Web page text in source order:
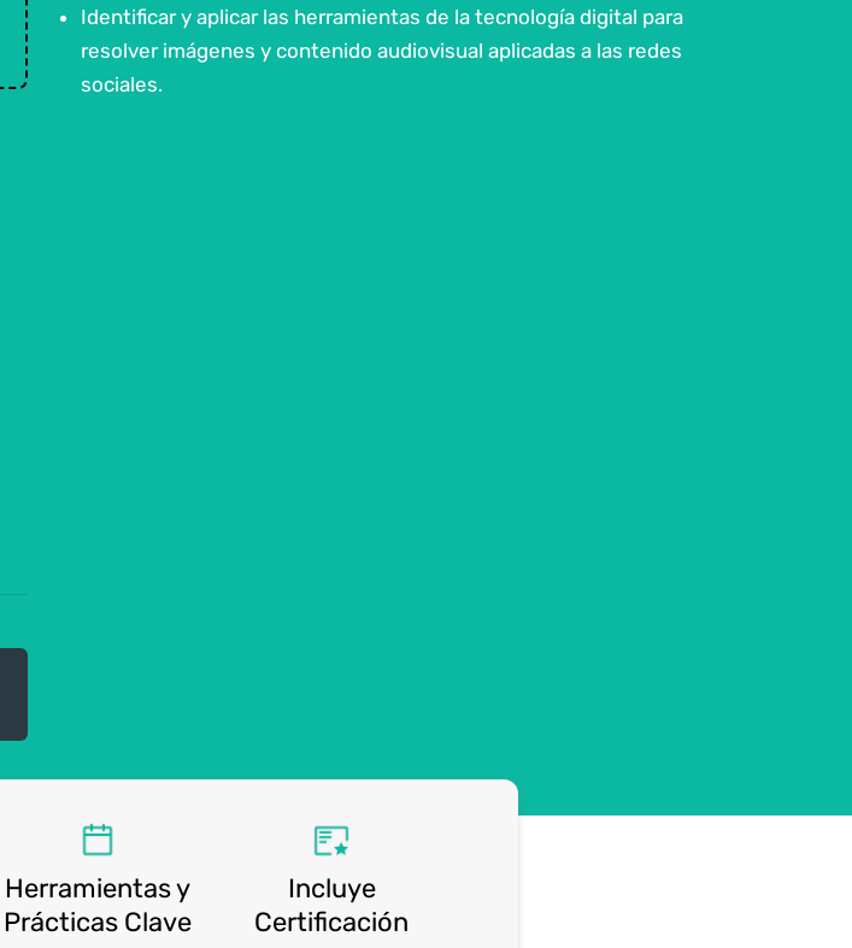
Identificar y aplicar las herramientas de la tecnología digital para
resolver imágenes y contenido audiovisual aplicadas a las redes
sociales.
Herramientas y
Prácticas Clave
Incluye
Certificación